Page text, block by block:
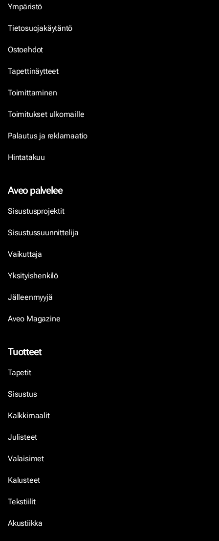
Ympäristö
Tietosuojakäytäntö
Ostoehdot
Tapettinäytteet
Toimittaminen
Toimitukset ulkomaille
Palautus ja reklamaatio
Hintatakuu
Aveo palvelee
Sisustusprojektit
Sisustussuunnittelija
Vaikuttaja
Yksityishenkilö
Jälleenmyyjä
Aveo Magazine
Tuotteet
Tapetit
Sisustus
Kalkkimaalit
Julisteet
Valaisimet
Kalusteet
Tekstiilit
Akustiikka